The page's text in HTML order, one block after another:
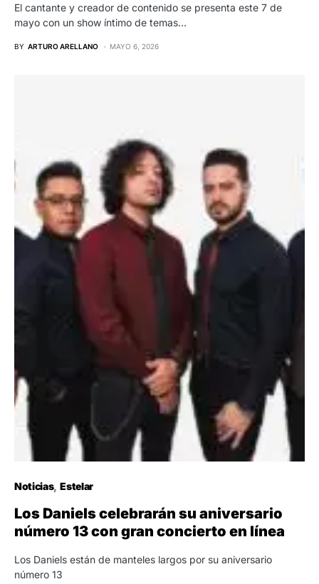
El cantante y creador de contenido se presenta este 7 de
mayo con un show íntimo de temas…
BY ARTURO ARELLANO MAYO 6, 2026
Noticias Estelar
Los Daniels celebrarán su aniversario
número 13 con gran concierto en línea
Los Daniels están de manteles largos por su aniversario
número 13